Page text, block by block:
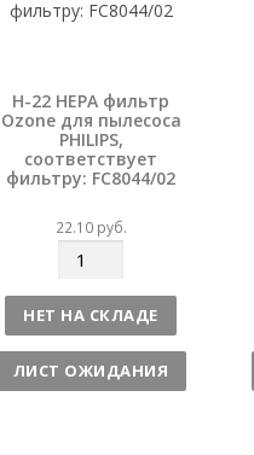
H-22 НЕРА фильтр
Ozone для пылесоса
PHILIPS,
соответствует
фильтру: FC8044/02
22.10 руб.
л
и
ч
е
НЕТ НА СКЛАДЕ
ЛИСТ ОЖИДАНИЯ